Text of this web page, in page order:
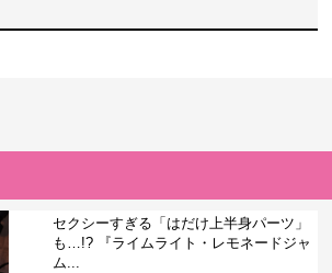
セクシーすぎる「はだけ上半身パーツ」
も…!? 『ライムライト・レモネードジャ
ム...